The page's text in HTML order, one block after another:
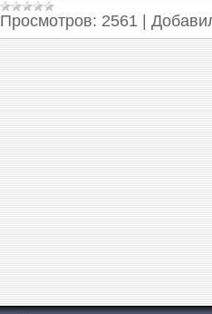
Просмотров: 2561